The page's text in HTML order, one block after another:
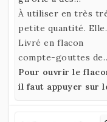
propriétés
antiseptiques, très
utile pour prolonger
la conservation des
couleurs qui ont
tendance à moisir.
À utiliser en très
petite quantité. Elle
peut, avec le temps,
colorer en brun vos
préparations (très
légèrement).
Livré en flacon
compte-gouttes de
10ml, avec bouchon
sécurité.
Pour ouvrir le
il faut appuyer sur
bouchon et tourner.